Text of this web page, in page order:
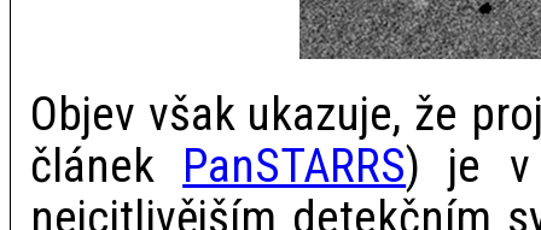
Objev však ukazuje, že
článek PanSTARRS) je v
nejcitlivějším detekčním